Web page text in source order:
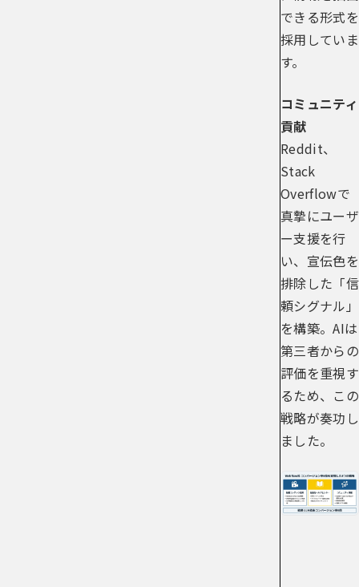
できる形式を
採用していま
す。
コミュニティ
貢献
Reddit、
Stack
Overflowで
真摯にユーザ
ー支援を行
い、宣伝色を
排除した「信
頼シグナル」
を構築。AIは
第三者からの
評価を重視す
るため、この
戦略が奏功し
ました。